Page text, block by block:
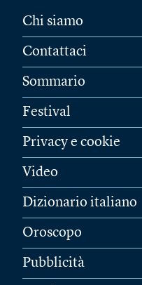
Chi siamo
Contattaci
Sommario
Festival
Privacy e cookie
Video
Dizionario italiano
Oroscopo
Pubblicità